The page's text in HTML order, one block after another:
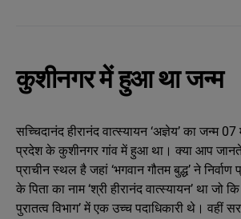
कुशीनगर में हुआ था जन्म
सच्चिदानंद हीरानंद वात्स्यायन ‘अज्ञेय’ का जन्म
प्रदेश के कुशीनगर गांव में हुआ था। क्या आप जानते
प्राचीन स्थल है जहां ‘भगवान गौतम बुद्ध’ ने निर्वाण
के पिता का नाम ‘श्री हीरानंद वात्स्यायन’ था जो
पुरातत्‍व विभाग’ में एक उच्च पदाधिकारी थे। वहीं